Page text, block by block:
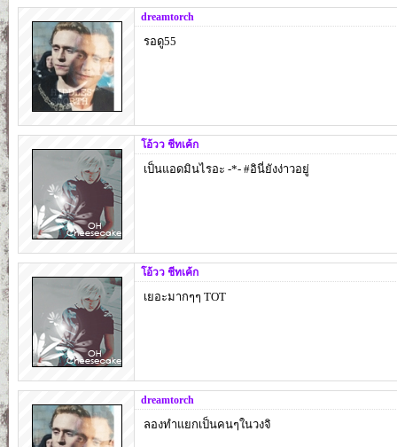
dreamtorch
รอดู55
โอ้วว ชีทเค้ก
เป็นแอดมินไรอะ -*- #อินี่ยังง่าวอยู่
โอ้วว ชีทเค้ก
เยอะมากๆๆ TOT
dreamtorch
ลองทำแยกเป็นคนๆในวงจิ